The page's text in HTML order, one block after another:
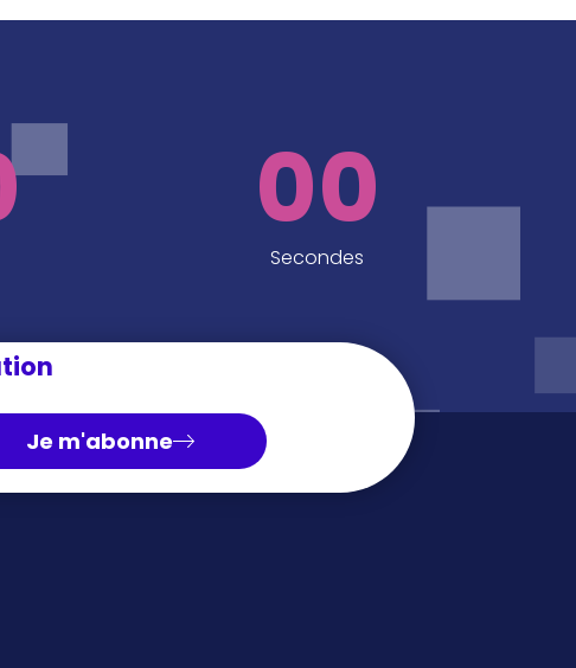
00
Secondes
Je m'abonne